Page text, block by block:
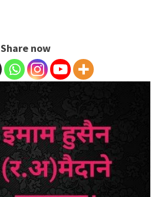
Share now